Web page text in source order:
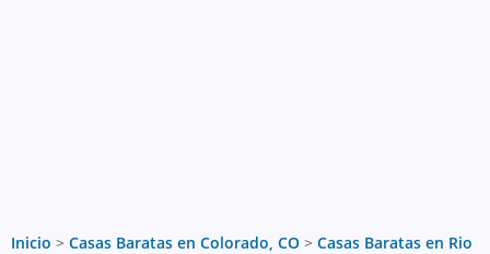
Inicio > Casas Baratas en Colorado, CO > Casas Baratas en Rio